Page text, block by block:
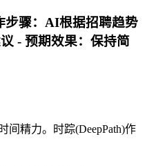
步骤：AI根据招聘趋势
- 预期效果：保持简
间精力。时踪(DeepPath)作